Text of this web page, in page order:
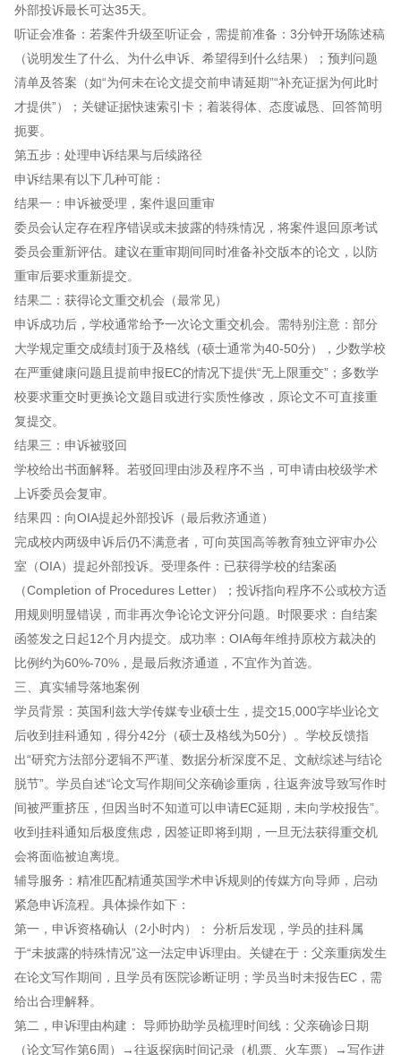
外部投诉最长可达35天。
听证会准备：若案件升级至听证会，需提前准备：3分钟开场陈述稿
（说明发生了什么、为什么申诉、希望得到什么结果）；预判问题
清单及答案（如“为何未在论文提交前申请延期”“补充证据为何此时
才提供”）；关键证据快速索引卡；着装得体、态度诚恳、回答简明
扼要。
第五步：处理申诉结果与后续路径
申诉结果有以下几种可能：
结果一：申诉被受理，案件退回重审
委员会认定存在程序错误或未披露的特殊情况，将案件退回原考试
委员会重新评估。建议在重审期间同时准备补交版本的论文，以防
重审后要求重新提交。
结果二：获得论文重交机会（最常见）
申诉成功后，学校通常给予一次论文重交机会。需特别注意：部分
大学规定重交成绩封顶于及格线（硕士通常为40-50分），少数学校
在严重健康问题且提前申报EC的情况下提供“无上限重交”；多数学
校要求重交时更换论文题目或进行实质性修改，原论文不可直接重
复提交。
结果三：申诉被驳回
学校给出书面解释。若驳回理由涉及程序不当，可申请由校级学术
上诉委员会复审。
结果四：向OIA提起外部投诉（最后救济通道）
完成校内两级申诉后仍不满意者，可向英国高等教育独立评审办公
室（OIA）提起外部投诉。受理条件：已获得学校的结案函
（Completion of Procedures Letter）；投诉指向程序不公或校方适
用规则明显错误，而非再次争论论文评分问题。时限要求：自结案
函签发之日起12个月内提交。成功率：OIA每年维持原校方裁决的
比例约为60%-70%，是最后救济通道，不宜作为首选。
三、真实辅导落地案例
学员背景：英国利兹大学传媒专业硕士生，提交15,000字毕业论文
后收到挂科通知，得分42分（硕士及格线为50分）。学校反馈指
出“研究方法部分逻辑不严谨、数据分析深度不足、文献综述与结论
脱节”。学员自述“论文写作期间父亲确诊重病，往返奔波导致写作时
间被严重挤压，但因当时不知道可以申请EC延期，未向学校报告”。
收到挂科通知后极度焦虑，因签证即将到期，一旦无法获得重交机
会将面临被迫离境。
辅导服务：精准匹配精通英国学术申诉规则的传媒方向导师，启动
紧急申诉流程。具体操作如下：
第一，申诉资格确认（2小时内）： 分析后发现，学员的挂科属
于“未披露的特殊情况”这一法定申诉理由。关键在于：父亲重病发生
在论文写作期间，且学员有医院诊断证明；学员当时未报告EC，需
给出合理解释。
第二，申诉理由构建： 导师协助学员梳理时间线：父亲确诊日期
（论文写作第6周）→往返探病时间记录（机票、火车票）→写作进